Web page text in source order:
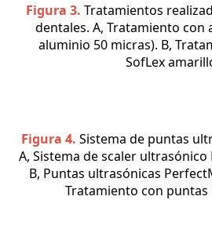
Figura 3. Tratamientos
dentales. A, Tratamiento con
aluminio 50 micras). B,
SofLex
Figura 4. Sistema de puntas
A, Sistema de scaler ultrasónico
B, Puntas ultrasónicas
Tratamiento con puntas